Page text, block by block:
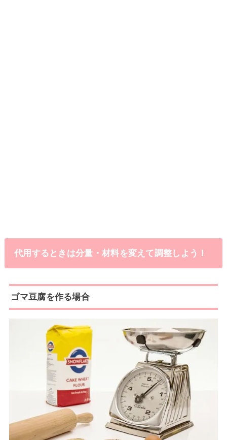
代用するときは分量・材料を変えて調整しよう！
ゴマ豆腐を作る場合